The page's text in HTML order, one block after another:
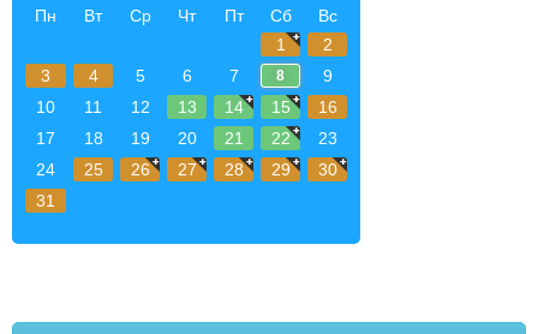
Пн Вт Ср Чт Пт Сб
Вс
1
2
3
4 5 6 7 8
9
10
11 12 13 14 15
16
17
18 19 20 21 22
23
24
25 26 27 28 29
30
31